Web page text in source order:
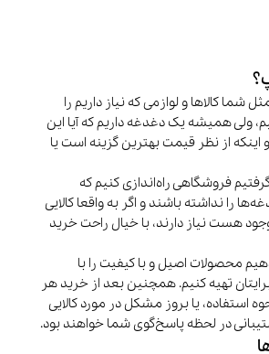
شما کالاها و لوازمی که نیاز داریم را
ولی همیشه یک دغدغه داریم که آیا این
و اینکه از نظر قیمت بهترین گزینه است یا
فروشگاهی راه‌اندازی کنیم که
را نداشته باشند و اگر به واقعا کالایی
هست نیاز دارند، با خیال راحت خرید
محصولات اصیل و با کیفیت را با
تهیه کنیم. همچنین بعد از خرید هر
استفاده، یا بروز مشکل در مورد کالایی
در لحظه پاسخ‌گوی شما خواهند بود.